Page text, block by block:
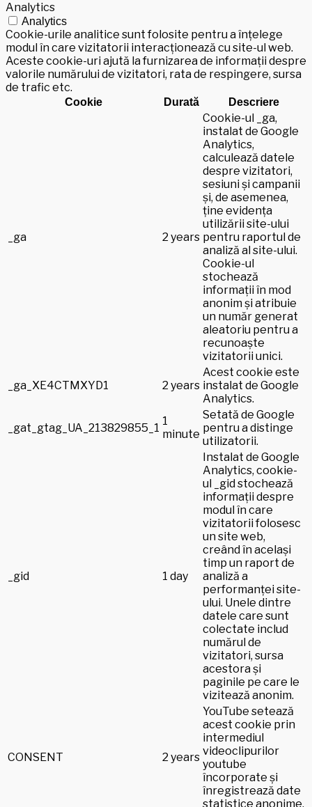
Analytics
Analytics
Cookie-urile analitice sunt folosite pentru a înțelege
modul în care vizitatorii interacționează cu site-ul web.
Aceste cookie-uri ajută la furnizarea de informații despre
valorile numărului de vizitatori, rata de respingere, sursa
de trafic etc.
Cookie Durată Descriere
_ga 2 years
Cookie-ul _ga,
instalat de Google
Analytics,
calculează datele
despre vizitatori,
sesiuni și campanii
și, de asemenea,
ține evidența
utilizării site-ului
pentru raportul de
analiză al site-ului.
Cookie-ul
stochează
informații în mod
anonim și atribuie
un număr generat
aleatoriu pentru a
recunoaște
vizitatorii unici.
_ga_XE4CTMXYD1 2 years
Acest cookie este
instalat de Google
Analytics.
_gat_gtag_UA_213829855_1
1
minute
Setată de Google
pentru a distinge
utilizatorii.
_gid 1 day
Instalat de Google
Analytics, cookie-
ul _gid stochează
informații despre
modul în care
vizitatorii folosesc
un site web,
creând în același
timp un raport de
analiză a
performanței site-
ului. Unele dintre
datele care sunt
colectate includ
numărul de
vizitatori, sursa
acestora și
paginile pe care le
vizitează anonim.
CONSENT 2 years
YouTube setează
acest cookie prin
intermediul
videoclipurilor
youtube
încorporate și
înregistrează date
statistice anonime.